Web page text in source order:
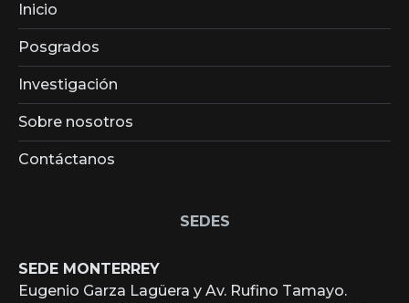
Inicio
Posgrados
Investigación
Sobre nosotros
Contáctanos
SEDES
SEDE MONTERREY
Eugenio Garza Lagüera y Av. Rufino Tamayo.